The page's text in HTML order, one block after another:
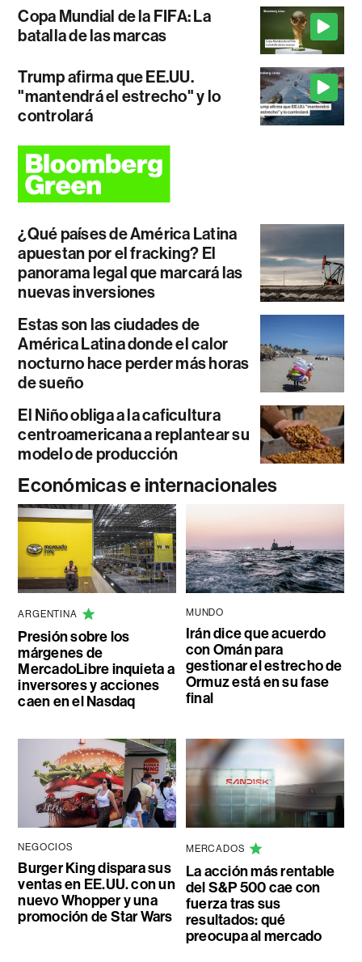
Copa Mundial de la FIFA: La
batalla de las marcas
Trump afirma que EE.UU.
"mantendrá el estrecho" y lo
controlará
¿Qué países de América Latina
apuestan por el fracking? El
panorama legal que marcará las
nuevas inversiones
Estas son las ciudades de
América Latina donde el calor
nocturno hace perder más horas
de sueño
El Niño obliga a la caficultura
centroamericana a replantear su
modelo de producción
Económicas e internacionales
ARGENTINA
Presión sobre los
márgenes de
MercadoLibre inquieta a
inversores y acciones
caen en el Nasdaq
MUNDO
Irán dice que acuerdo
con Omán para
gestionar el estrecho de
Ormuz está en su fase
final
NEGOCIOS
Burger King dispara sus
ventas en EE.UU. con un
nuevo Whopper y una
promoción de Star Wars
MERCADOS
La acción más rentable
del S&P 500 cae con
fuerza tras sus
resultados: qué
preocupa al mercado